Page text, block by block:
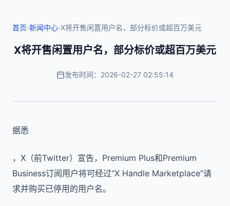
首页›新闻中心›X将开售闲置用户名，部分标价或超百万美元
X将开售闲置用户名，部分标价或超百万美元
发布时间：2026-02-27 02:55:14
据悉
，X（前Twitter）宣告，Premium Plus和Premium
Business订阅用户将可经过“X Handle Marketplace”请
求并购买已停用的用户名。